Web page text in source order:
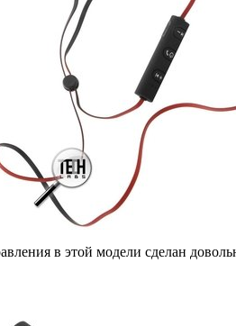
в этой модели сделан